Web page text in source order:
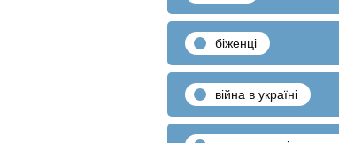
біженці
війна в україні